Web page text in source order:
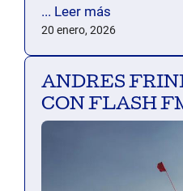
... Leer más
20 enero, 2026
ANDRES
CON FLASH